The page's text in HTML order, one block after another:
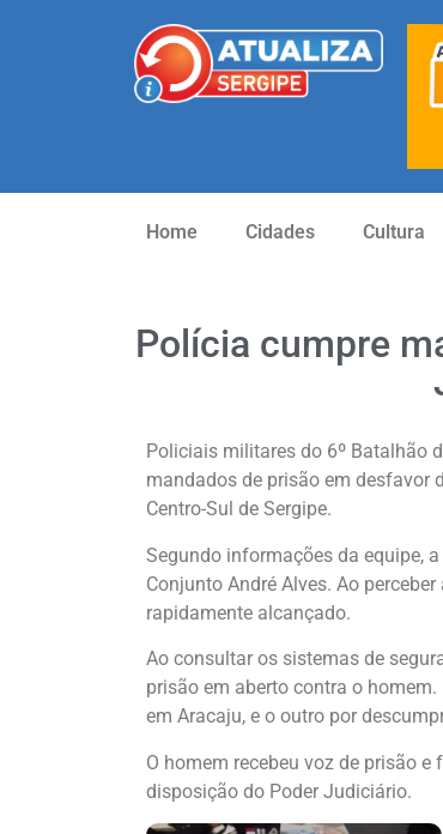
Home Cidades Cultura
Polícia cumpre
Policiais militares do 6º Batalhão
mandados de prisão em desfavor
Centro-Sul de Sergipe.
Segundo informações da equipe,
Conjunto André Alves. Ao
rapidamente alcançado.
Ao consultar os sistemas de
prisão em aberto contra o
em Aracaju, e o outro por
O homem recebeu voz de prisão
disposição do Poder Judiciário.